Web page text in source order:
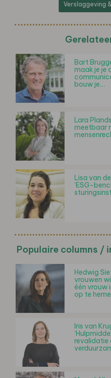
Verslaggeving
Bart
maak je je
bouw je…
Lara
meetbaar
Lisa van
'ESG-
Populaire columns /
Hedwig
vrouwen
één vrouw
op te
Iris van
revalidatie